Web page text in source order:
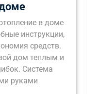
в доме
инструкции,
средств.
дом теплым и
Система
руками